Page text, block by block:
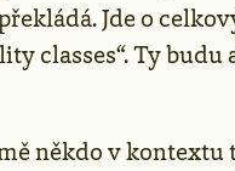
Jde o
classes“. Ty
někdo v